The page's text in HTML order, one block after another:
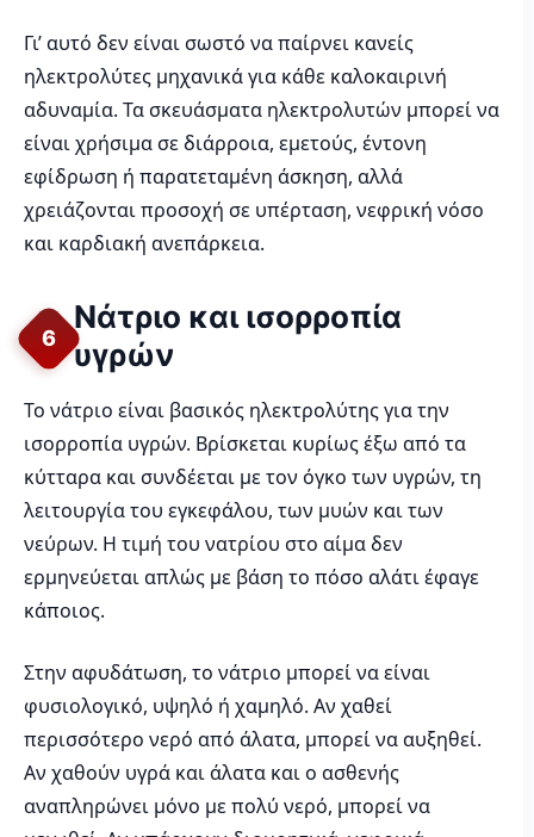
Γι’ αυτό δεν είναι σωστό να παίρνει κανείς
ηλεκτρολύτες μηχανικά για κάθε καλοκαιρινή
αδυναμία. Τα σκευάσματα ηλεκτρολυτών μπορεί να
είναι χρήσιμα σε διάρροια, εμετούς, έντονη
εφίδρωση ή παρατεταμένη άσκηση, αλλά
χρειάζονται προσοχή σε υπέρταση, νεφρική νόσο
και καρδιακή ανεπάρκεια.
6
Νάτριο και ισορροπία
υγρών
Το νάτριο είναι βασικός ηλεκτρολύτης για την
ισορροπία υγρών. Βρίσκεται κυρίως έξω από τα
κύτταρα και συνδέεται με τον όγκο των υγρών, τη
λειτουργία του εγκεφάλου, των μυών και των
νεύρων. Η τιμή του νατρίου στο αίμα δεν
ερμηνεύεται απλώς με βάση το πόσο αλάτι έφαγε
κάποιος.
Στην αφυδάτωση, το νάτριο μπορεί να είναι
φυσιολογικό, υψηλό ή χαμηλό. Αν χαθεί
περισσότερο νερό από άλατα, μπορεί να αυξηθεί.
Αν χαθούν υγρά και άλατα και ο ασθενής
αναπληρώνει μόνο με πολύ νερό, μπορεί να